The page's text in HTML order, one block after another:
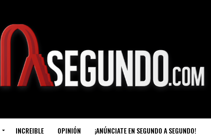
INCREIBLE OPINIÓN ¡ANÚNCIATE EN SEGUNDO A SEGUNDO!